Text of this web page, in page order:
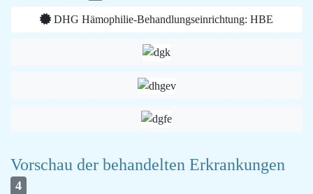
DHG Hämophilie-Behandlungseinrichtung: HBE
Vorschau der behandelten Erkrankungen
4